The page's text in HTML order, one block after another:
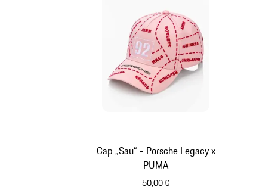
Cap „Sau“ - Porsche Legacy x
PUMA
50,00 €